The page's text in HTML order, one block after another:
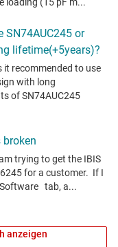
anzeigen